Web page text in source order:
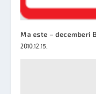
Ma este – decemberi
2010.12.15.